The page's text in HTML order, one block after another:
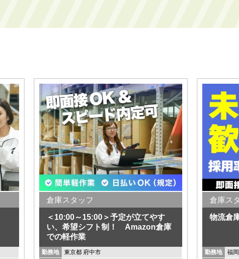
倉庫スタッフ
＜10:00～15:00＞予定が立てやす
い、希望シフト制！ Amazon倉庫
での軽作業
勤務地
東京都 府中市
倉庫ス
物流倉
勤務地
福